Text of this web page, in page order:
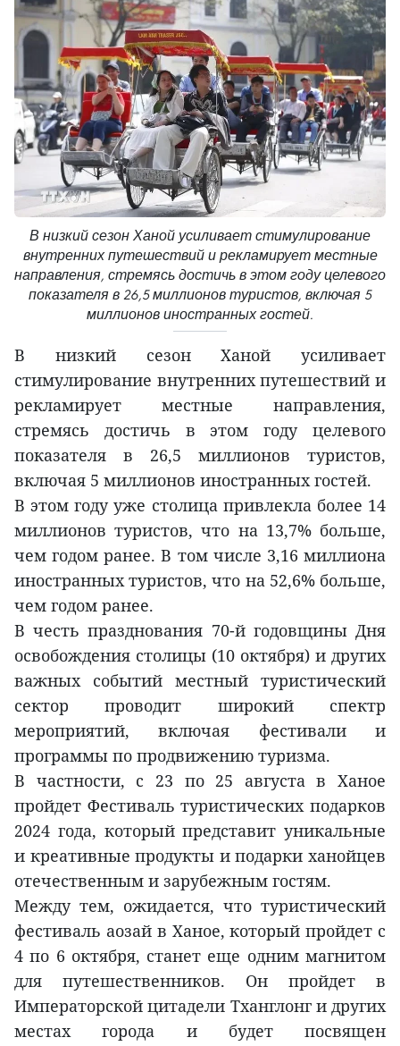
В низкий сезон Ханой усиливает стимулирование
внутренних путешествий и рекламирует местные
направления, стремясь достичь в этом году целевого
показателя в 26,5 миллионов туристов, включая 5
миллионов иностранных гостей.
В низкий сезон Ханой усиливает
стимулирование внутренних путешествий и
рекламирует местные направления,
стремясь достичь в этом году целевого
показателя в 26,5 миллионов туристов,
включая 5 миллионов иностранных гостей.
В этом году уже столица привлекла более 14
миллионов туристов, что на 13,7% больше,
чем годом ранее. В том числе 3,16 миллиона
иностранных туристов, что на 52,6% больше,
чем годом ранее.
В честь празднования 70-й годовщины Дня
освобождения столицы (10 октября) и других
важных событий местный туристический
сектор проводит широкий спектр
мероприятий, включая фестивали и
программы по продвижению туризма.
В частности, с 23 по 25 августа в Ханое
пройдет Фестиваль туристических подарков
2024 года, который представит уникальные
и креативные продукты и подарки ханойцев
отечественным и зарубежным гостям.
Между тем, ожидается, что туристический
фестиваль аозай в Ханое, который пройдет с
4 по 6 октября, станет еще одним магнитом
для путешественников. Он пройдет в
Императорской цитадели Тханглонг и других
местах города и будет посвящен